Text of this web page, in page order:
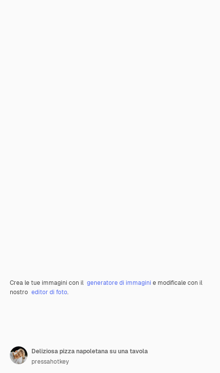
Crea le tue immagini con il generatore di immagini e modificale con il
nostro editor di foto.
Deliziosa pizza napoletana su una tavola
pressahotkey